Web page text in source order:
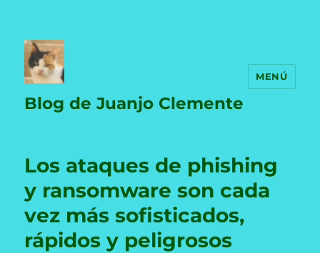
Blog de Juanjo Clemente
MENÚ
Los ataques de phishing
y ransomware son cada
vez más sofisticados,
rápidos y peligrosos